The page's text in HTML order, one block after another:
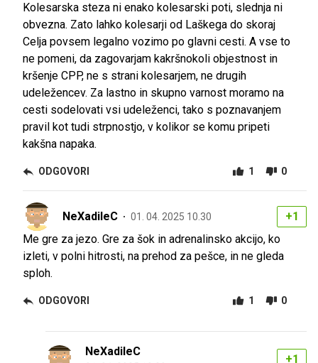
Kolesarska steza ni enako kolesarski poti, slednja ni
obvezna. Zato lahko kolesarji od Laškega do skoraj
Celja povsem legalno vozimo po glavni cesti. A vse to
ne pomeni, da zagovarjam kakršnokoli objestnost in
kršenje CPP, ne s strani kolesarjem, ne drugih
udeležencev. Za lastno in skupno varnost moramo na
cesti sodelovati vsi udeleženci, tako s poznavanjem
pravil kot tudi strpnostjo, v kolikor se komu pripeti
kakšna napaka.
ODGOVORI 1 0
NeXadileC 01. 04. 2025 10.30
+1
Me gre za jezo. Gre za šok in adrenalinsko akcijo, ko
izleti, v polni hitrosti, na prehod za pešce, in ne gleda
sploh.
ODGOVORI 1 0
NeXadileC
+1